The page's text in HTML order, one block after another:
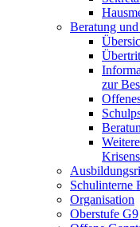
Beratung
zur
Schulinterne
Organisation
Oberstufe G9